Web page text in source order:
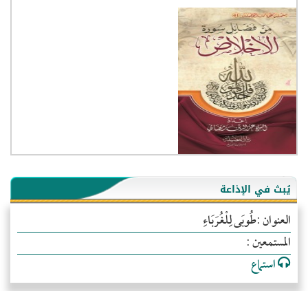
يُبث في الإذاعة
العنوان :طُوبَى لِلْغُرَبَاءِ
المستمعين :
استماع